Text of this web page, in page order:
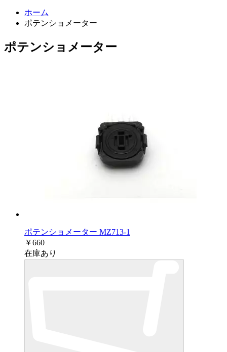
ホーム
ポテンショメーター
ポテンショメーター
ポテンショメーター MZ713-1
￥660
在庫あり